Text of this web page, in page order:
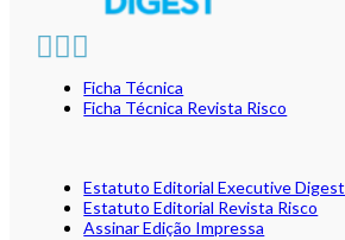
Ficha Técnica
Ficha Técnica Revista Risco
Estatuto Editorial Executive Digest
Estatuto Editorial Revista Risco
Assinar Edição Impressa